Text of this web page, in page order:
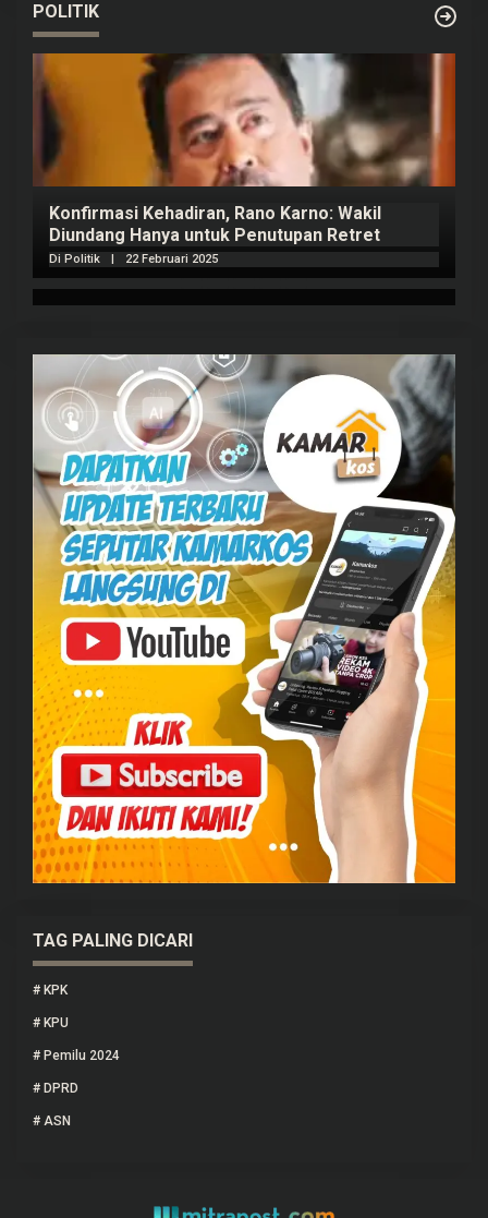
POLITIK
Konfirmasi Kehadiran, Rano Karno: Wakil
Diundang Hanya untuk Penutupan Retret
Di Politik | 22 Februari 2025
TAG PALING DICARI
# KPK
# KPU
# Pemilu 2024
# DPRD
# ASN